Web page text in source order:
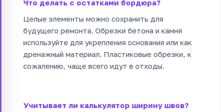
Что делать с остатками бордюра?
Целые элементы можно сохранить для
будущего ремонта. Обрезки бетона и камня
используйте для укрепления основания или как
дренажный материал. Пластиковые обрезки, к
сожалению, чаще всего идут в отходы.
Учитывает ли калькулятор ширину швов?